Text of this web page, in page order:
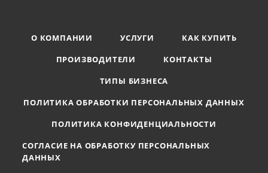
О КОМПАНИИ УСЛУГИ
КАК КУПИТЬ
ПРОИЗВОДИТЕЛИ
КОНТАКТЫ
ТИПЫ БИЗНЕСА
ПОЛИТИКА ОБРАБОТКИ ПЕРСОНАЛЬНЫХ ДАННЫХ
ПОЛИТИКА КОНФИДЕНЦИАЛЬНОСТИ
СОГЛАСИЕ НА ОБРАБОТКУ ПЕРСОНАЛЬНЫХ
ДАННЫХ